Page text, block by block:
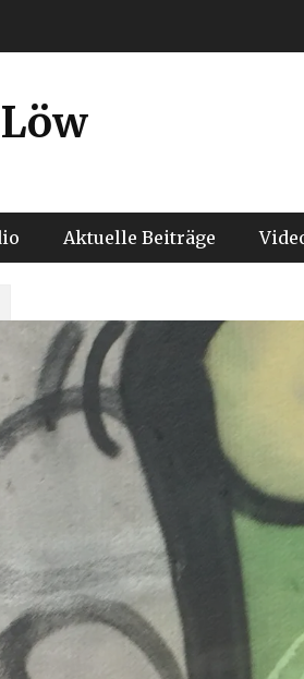
Aktuelle Beiträge